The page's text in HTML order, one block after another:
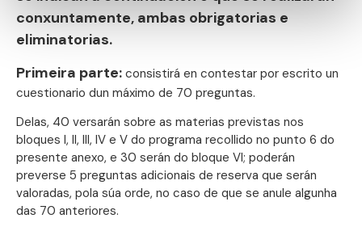
conxuntamente, ambas obrigatorias e
eliminatorias.
Primeira parte: consistirá en contestar por escrito un
cuestionario dun máximo de 70 preguntas.
Delas, 40 versarán sobre as materias previstas nos
bloques I, II, III, IV e V do programa recollido no punto 6 do
presente anexo, e 30 serán do bloque VI; poderán
preverse 5 preguntas adicionais de reserva que serán
valoradas, pola súa orde, no caso de que se anule algunha
das 70 anteriores.